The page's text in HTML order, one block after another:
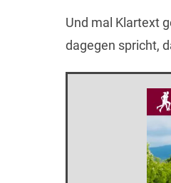
Und mal Klartext
dagegen spricht,